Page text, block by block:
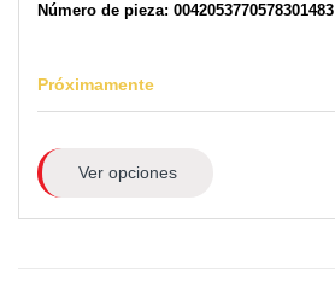
Número de pieza: 0042053770578301483
Próximamente
Ver opciones